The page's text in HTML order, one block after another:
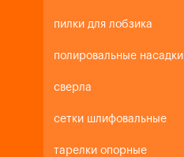
пилки для лобзика
полировальные насадки
сверла
сетки шлифовальные
тарелки опорные